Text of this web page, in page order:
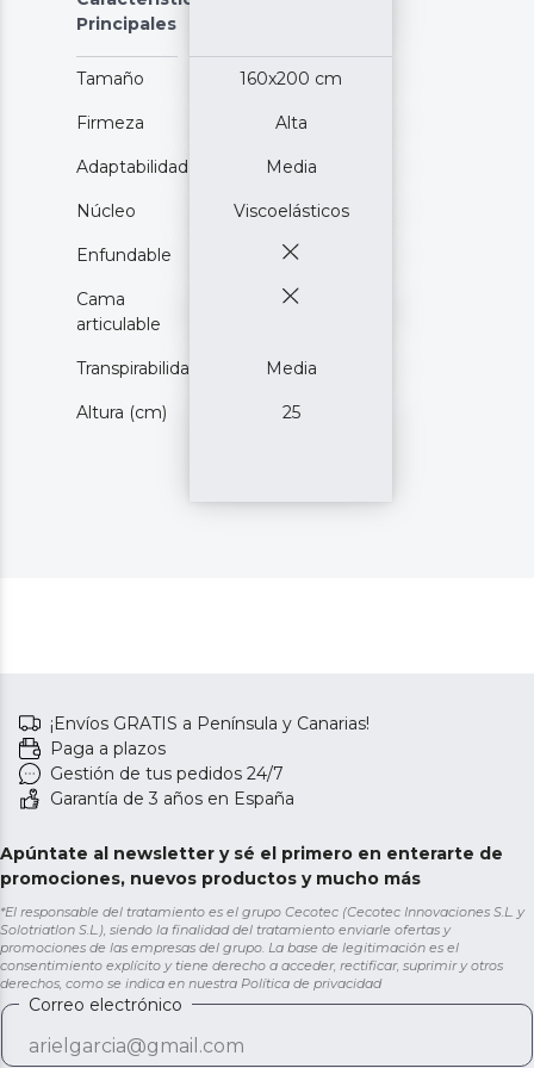
Principales
Tamaño 160x200 cm
Firmeza Alta
Adaptabilidad Media
Núcleo Viscoelásticos
Enfundable
Cama
articulable
Transpirabilidad Media
Altura (cm) 25
¡Envíos GRATIS a Península y Canarias!
Paga a plazos
Gestión de tus pedidos 24/7
Garantía de 3 años en España
Apúntate al newsletter y sé el primero en enterarte de
promociones, nuevos productos y mucho más
*El responsable del tratamiento es el grupo Cecotec (Cecotec Innovaciones S.L. y
Solotriatlon S.L.), siendo la finalidad del tratamiento enviarle ofertas y
promociones de las empresas del grupo. La base de legitimación es el
consentimiento explícito y tiene derecho a acceder, rectificar, suprimir y otros
derechos, como se indica en nuestra Política de privacidad
Correo electrónico